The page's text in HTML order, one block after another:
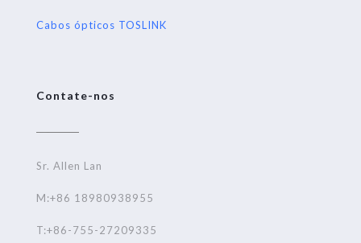
Cabos ópticos TOSLINK
Contate-nos
Sr. Allen Lan
M:+86 18980938955
T:+86-755-27209335